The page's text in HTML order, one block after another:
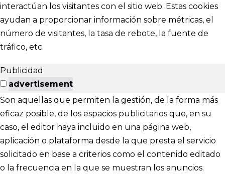
interactúan los visitantes con el sitio web. Estas cookies
ayudan a proporcionar información sobre métricas, el
número de visitantes, la tasa de rebote, la fuente de
tráfico, etc.
Publicidad
advertisement
Son aquellas que permiten la gestión, de la forma más
eficaz posible, de los espacios publicitarios que, en su
caso, el editor haya incluido en una página web,
aplicación o plataforma desde la que presta el servicio
solicitado en base a criterios como el contenido editado
o la frecuencia en la que se muestran los anuncios.